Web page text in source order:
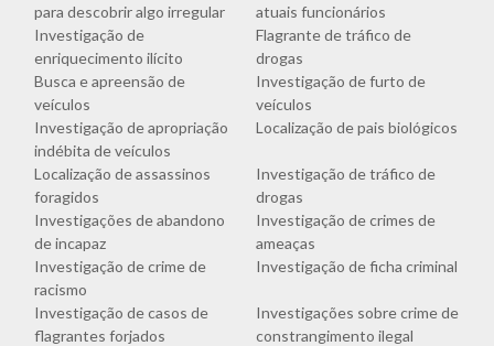
para descobrir algo irregular
atuais funcionários
Investigação de
enriquecimento ilícito
Flagrante de tráfico de
drogas
Busca e apreensão de
veículos
Investigação de furto de
veículos
Investigação de apropriação
indébita de veículos
Localização de pais biológicos
Localização de assassinos
foragidos
Investigação de tráfico de
drogas
Investigações de abandono
de incapaz
Investigação de crimes de
ameaças
Investigação de crime de
racismo
Investigação de ficha criminal
Investigação de casos de
flagrantes forjados
Investigações sobre crime de
constrangimento ilegal